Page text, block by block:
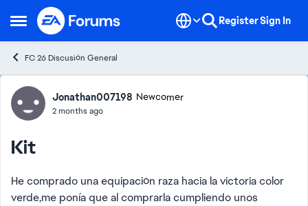
Open Side Menu
Skip to content RegisterSign In
FC 26 Discusión General
Forum Discussion
Jonathan007198 Newcomer
2 months ago
Kit
He comprado una equipación raza hacia la victoria color
verde,me ponía que al comprarla cumpliendo unos